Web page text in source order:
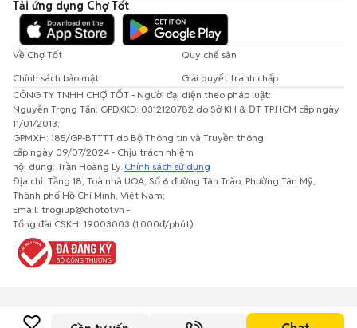
Tải ứng dụng Chợ Tốt
Về Chợ Tốt
Quy chế sàn
Chính sách bảo mật
Giải quyết tranh chấp
CÔNG TY TNHH CHỢ TỐT - Người đại diện theo pháp luật:
Nguyễn Trọng Tấn; GPDKKD: 0312120782 do Sở KH & ĐT TP.HCM cấp ngày
11/01/2013;
GPMXH: 185/GP-BTTTT do Bộ Thông tin và Truyền thông
cấp ngày 09/07/2024 - Chịu trách nhiệm
nội dung: Trần Hoàng Ly. Chính sách sử dụng
Địa chỉ: Tầng 18, Toà nhà UOA, Số 6 đường Tân Trào, Phường Tân Mỹ,
Thành phố Hồ Chí Minh, Việt Nam;
Email: trogiup@chotot.vn -
Tổng đài CSKH: 19003003 (1.000đ/phút)